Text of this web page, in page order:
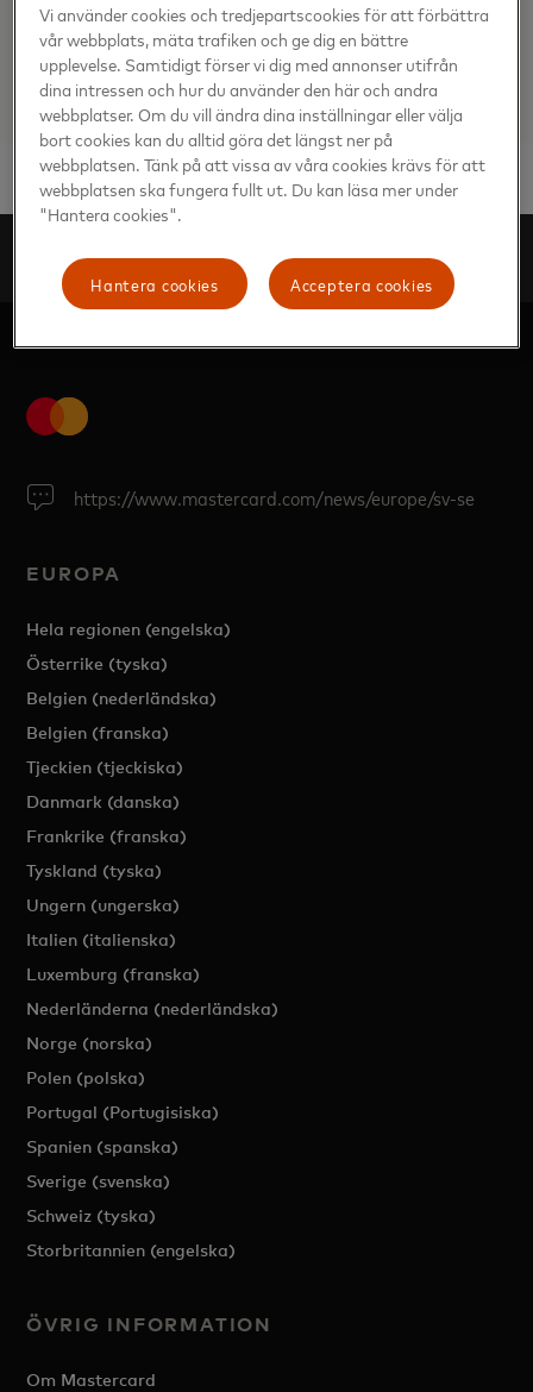
Europa Nyhetsrum Digitala mediakit
https://www.mastercard.com/news/europe/sv-se
EUROPA
Hela regionen (engelska)
Österrike (tyska)
Belgien (nederländska)
Belgien (franska)
Tjeckien (tjeckiska)
Danmark (danska)
Frankrike (franska)
Tyskland (tyska)
Ungern (ungerska)
Italien (italienska)
Luxemburg (franska)
Nederländerna (nederländska)
Norge (norska)
Polen (polska)
Portugal (Portugisiska)
Spanien (spanska)
Sverige (svenska)
Schweiz (tyska)
Storbritannien (engelska)
ÖVRIG INFORMATION
Om Mastercard
Vi använder cookies och tredjepartscookies för att förbättra
vår webbplats, mäta trafiken och ge dig en bättre
upplevelse. Samtidigt förser vi dig med annonser utifrån
dina intressen och hur du använder den här och andra
webbplatser. Om du vill ändra dina inställningar eller välja
bort cookies kan du alltid göra det längst ner på
webbplatsen. Tänk på att vissa av våra cookies krävs för att
webbplatsen ska fungera fullt ut. Du kan läsa mer under
"Hantera cookies".
Acceptera cookies
Hantera cookies